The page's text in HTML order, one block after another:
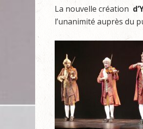
La nouvelle création
l’unanimité auprès du